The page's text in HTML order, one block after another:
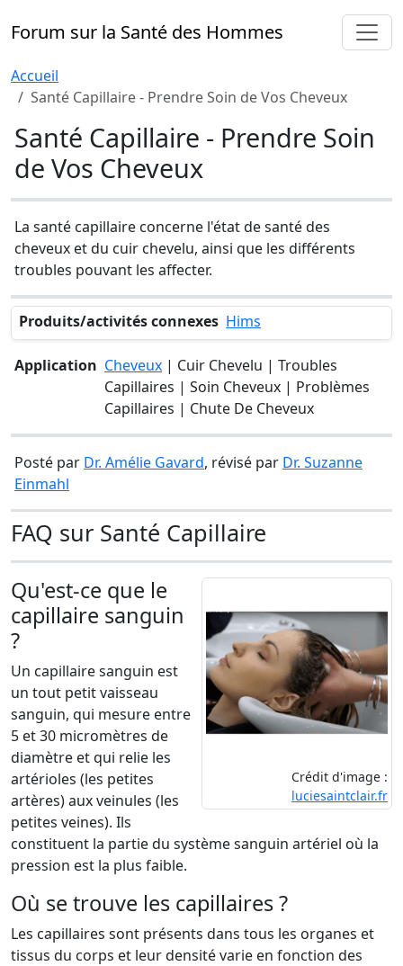
Forum sur la Santé des Hommes
Accueil
Santé Capillaire - Prendre Soin de Vos Cheveux
Santé Capillaire - Prendre Soin
de Vos Cheveux
La santé capillaire concerne l'état de santé des
cheveux et du cuir chevelu, ainsi que les différents
troubles pouvant les affecter.
Produits/activités connexes Hims
Application Cheveux | Cuir Chevelu | Troubles
Capillaires | Soin Cheveux | Problèmes
Capillaires | Chute De Cheveux
Posté par Dr. Amélie Gavard, révisé par Dr. Suzanne
Einmahl
FAQ sur Santé Capillaire
Crédit d'image :
luciesaintclair.fr
Qu'est-ce que le
capillaire sanguin
?
Un capillaire sanguin est
un tout petit vaisseau
sanguin, qui mesure entre
5 et 30 micromètres de
diamètre et qui relie les
artérioles (les petites
artères) aux veinules (les
petites veines). Ils
constituent la partie du système sanguin artériel où la
pression est la plus faible.
Où se trouve les capillaires ?
Les capillaires sont présents dans tous les organes et
tissus du corps et leur densité varie en fonction des